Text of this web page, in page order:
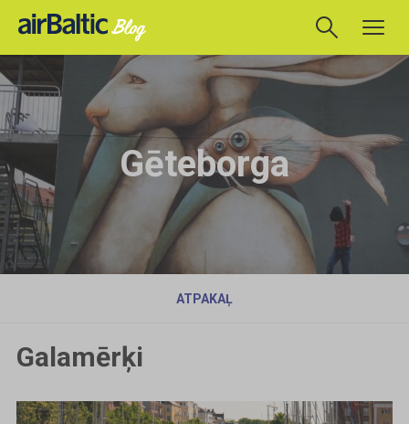
Gēteborga
ATPAKAĻ
Galamērķi